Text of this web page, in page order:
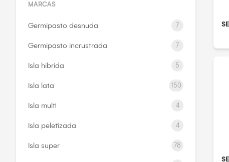
MARCAS
Germipasto desnuda 7
Germipasto incrustrada 7
Isla hibrida 5
Isla lata 150
Isla multi 4
Isla peletizada 4
Isla super 78